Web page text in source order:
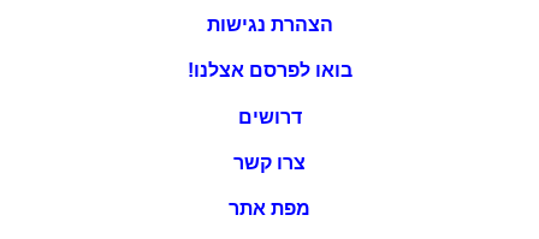
הצהרת נגישות
בואו לפרסם אצלנו!
דרושים
צרו קשר
מפת אתר